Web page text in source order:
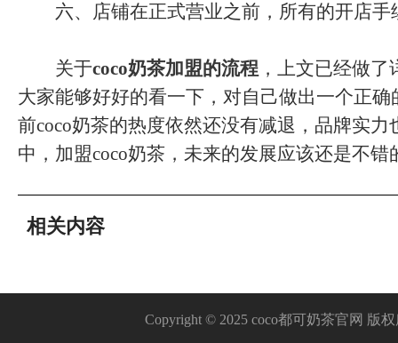
六、店铺在正式营业之前，所有的开店手
关于coco奶茶加盟的流程 ，上文已经做
大家能够好好的看一下，对自己做出一个正
前coco奶茶的热度依然还没有减退，品牌实力
中，加盟coco奶茶，未来的发展应该还是不错
相关内容
Copyright © 2025 coco都可奶茶官网 版